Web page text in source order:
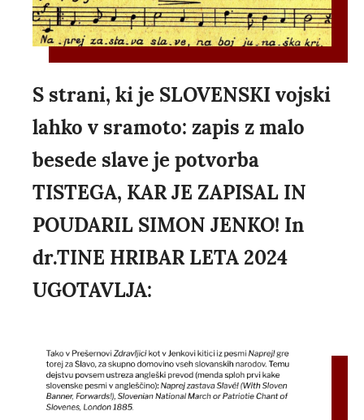
S strani, ki je SLOVENSKI vojski
lahko v sramoto: zapis z malo
besede slave je potvorba
TISTEGA, KAR JE ZAPISAL IN
POUDARIL SIMON JENKO! In
dr.TINE HRIBAR LETA 2024
UGOTAVLJA: